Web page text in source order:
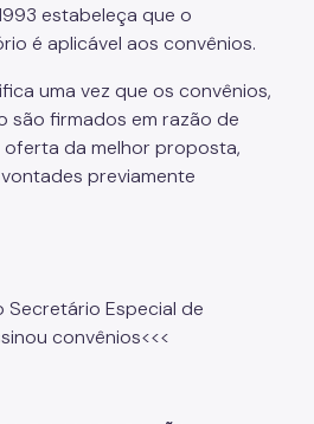
estabeleça que o
é aplicável aos convênios.
uma vez que os convênios,
são firmados em razão de
da melhor proposta,
previamente
Secretário Especial de
convênios<<<